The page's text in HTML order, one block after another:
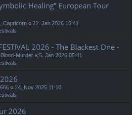
Healing” European Tour
« 22. Jan 2026 15:41
2026 - The Blackest One -
Blood-Murder « 5. Jan 2026 05:41
« 24. Nov 2025 11:10
2026